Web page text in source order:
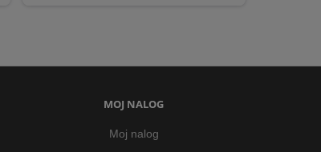
MOJ NALOG
Moj nalog